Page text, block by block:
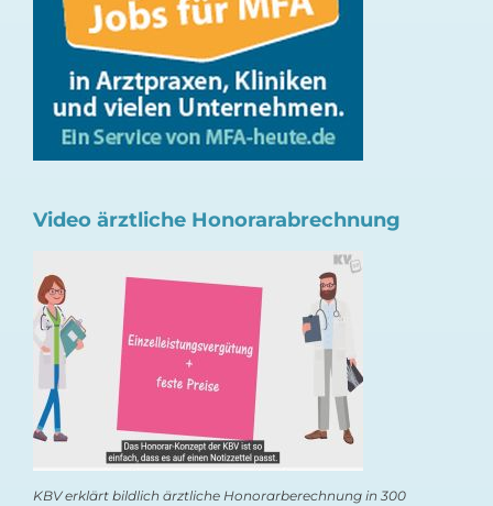
Video ärztliche Honorarabrechnung
KBV erklärt bildlich ärztliche Honorarberechnung in 300